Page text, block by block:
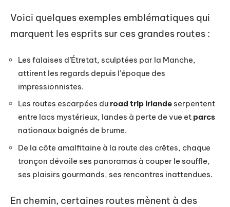
Voici quelques exemples emblématiques qui
marquent les esprits sur ces grandes routes :
Les falaises d’Étretat, sculptées par la Manche,
attirent les regards depuis l’époque des
impressionnistes.
Les routes escarpées duroad trip Irlande serpentent
entre lacs mystérieux, landes à perte de vue et parcs
nationaux baignés de brume.
De la côte amalfitaine à la route des crêtes, chaque
tronçon dévoile ses panoramas à couper le souffle,
ses plaisirs gourmands, ses rencontres inattendues.
En chemin, certaines routes mènent à des